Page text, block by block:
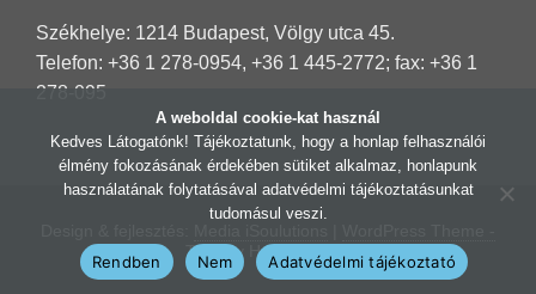
Székhelye: 1214 Budapest, Völgy utca 45.
Telefon: +36 1 278-0954, +36 1 445-2772; fax: +36 1
278-095
Total
by HashThemes
A weboldal cookie-kat használ
Kedves Látogatónk! Tájékoztatunk, hogy a honlap felhasználói
élmény fokozásának érdekében sütiket alkalmaz, honlapunk
használatának folytatásával adatvédelmi tájékoztatásunkat
tudomásul veszi.
Rendben Nem Adatvédelmi tájékoztató